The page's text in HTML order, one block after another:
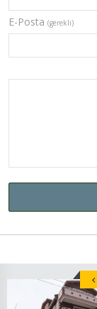
E-Posta (gerekli)